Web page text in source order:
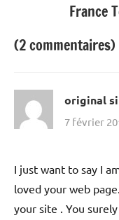
France
(2 commentaires)
original
7 février
I just want to say I
loved your web
your site . You